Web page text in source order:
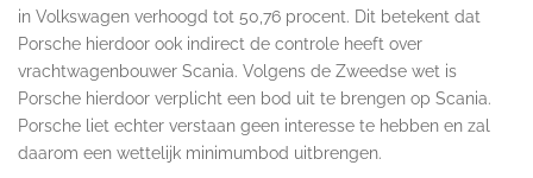
in Volkswagen verhoogd tot 50,76 procent. Dit betekent dat
Porsche hierdoor ook indirect de controle heeft over
vrachtwagenbouwer Scania. Volgens de Zweedse wet is
Porsche hierdoor verplicht een bod uit te brengen op Scania.
Porsche liet echter verstaan geen interesse te hebben en zal
daarom een wettelijk minimumbod uitbrengen.